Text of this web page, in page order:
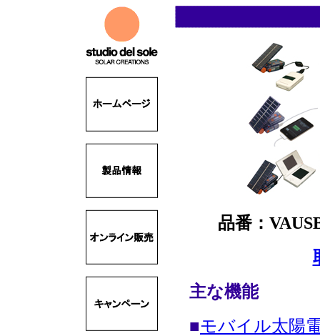
品番：
主な機能
■モバイル太陽